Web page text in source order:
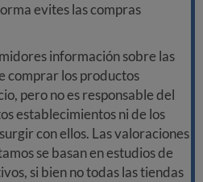
evites las compras
información sobre las
comprar los productos
pero no es responsable del
establecimientos ni de los
con ellos. Las valoraciones
se basan en estudios de
si bien no todas las tiendas